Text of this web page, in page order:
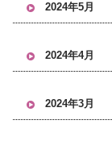
2024年5月
2024年4月
2024年3月